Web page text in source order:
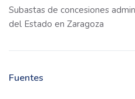
Subastas de concesiones
del Estado en Zaragoza
Fuentes